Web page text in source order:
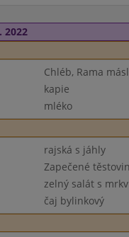
2022
Chléb, Rama
kapie
mléko
rajská s jáhly
Zapečené
zelný salát s
čaj bylinkový